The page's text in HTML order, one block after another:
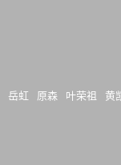
岳虹 原森 叶荣祖 黄